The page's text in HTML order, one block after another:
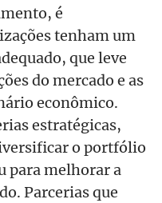
é
tenham um
que leve
do mercado e as
econômico.
estratégicas,
o portfólio
para melhorar a
Parcerias que